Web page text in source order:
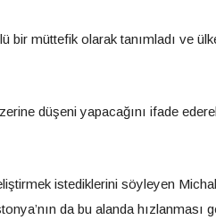
bir müttefik olarak tanımladı ve
düşeni yapacağını ifade
istediklerini söyleyen
da bu alanda hızlanması